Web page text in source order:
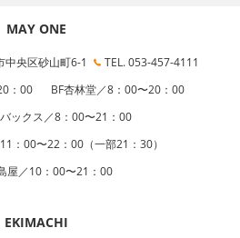
MAY ONE
中央区砂山町6-1
TEL. 053-457-4111
：00
BF杏林堂／8：00〜20：00
ックス／8：00〜21：00
：00〜22：00（一部21：30）
屋／10：00〜21：00
EKIMACHI